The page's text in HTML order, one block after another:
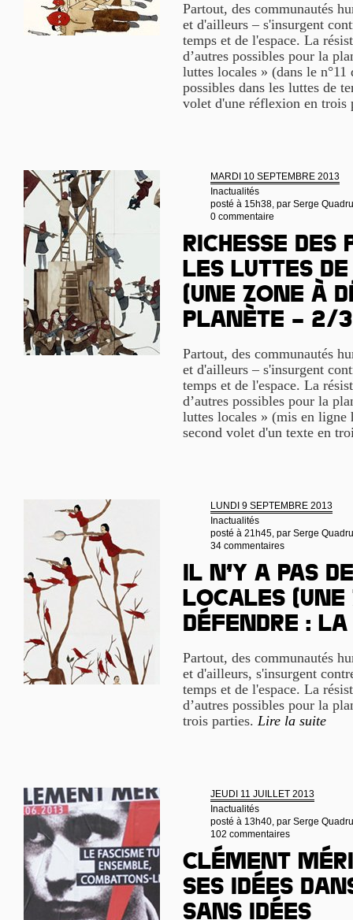
Partout, des communautés
et d'ailleurs – s'insurgent
temps et de l'espace. La
d’autres possibles pour la
luttes locales » (dans le n°11
possibles dans les luttes de
volet d'une réflexion en trois
MARDI 10 SEPTEMBRE 2013
Inactualités
posté à 15h38, par Serge
0 commentaire
Richesse
les luttes
(Une Zone à
Planète – 2/
Partout, des communautés
et d'ailleurs – s'insurgent
temps et de l'espace. La
d’autres possibles pour la
luttes locales » (mis en
second volet d'un texte en
LUNDI 9 SEPTEMBRE 2013
Inactualités
posté à 21h45, par Serge
34 commentaires
Il n’y a pas
locales (Une
Défendre :
Partout, des communautés
et d'ailleurs, s'insurgent
temps et de l'espace. La
d’autres possibles pour la
trois parties. Lire la suite
JEUDI 11 JUILLET 2013
Inactualités
posté à 13h40, par Serge
102 commentaires
Clément
ses idées
sans idées